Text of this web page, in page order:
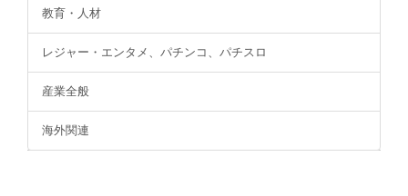
教育・人材
レジャー・エンタメ、パチンコ、パチスロ
産業全般
海外関連